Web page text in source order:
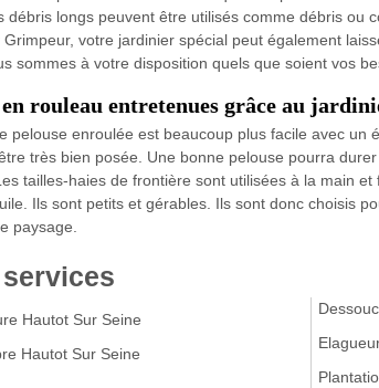
débris longs peuvent être utilisés comme débris ou
Grimpeur, votre jardinier spécial peut également
sommes à votre disposition quels que soient vos
en rouleau entretenues grâce au
pelouse enroulée est beaucoup plus facile avec un
très bien posée. Une bonne pelouse pourra
tailles-haies de frontière sont utilisées à la main
Ils sont petits et gérables. Ils sont donc choisis
paysage.
Hautot Sur Seine
Hautot Sur Seine